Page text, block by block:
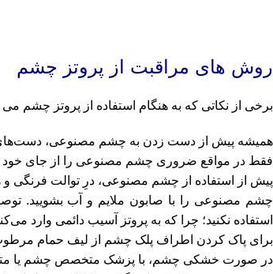
روش های مراقبت از پروتز چشم
برخی از نکاتی که به هنگام استفاده از پروتز چشم
همیشه پیش از دست زدن به چشم مصنوعی، دست‌های
فقط در مواقع ضروری چشم مصنوعی را از جای خود
پیش از استفاده از چشم مصنوعی، درِ توالت فرنگی
چشم مصنوعی را با صابون ملایم و آب بشویید.
استفاده نکنید؛ چرا که به پروتز آسیب دائمی وارد
برای پاک کردن اطراف پلک چشم از لیف حمام
در صورت خشکی چشم، با پزشک متخصص چشم یا